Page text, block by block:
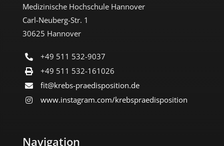
Medizinische Hochschule Hannover
Carl-Neuberg-Str. 1
30625 Hannover
+49 511 532-9037
+49 511 532-161026
fit@krebs-praedisposition.de
www.instagram.com/​krebspraedisposition
Navigation